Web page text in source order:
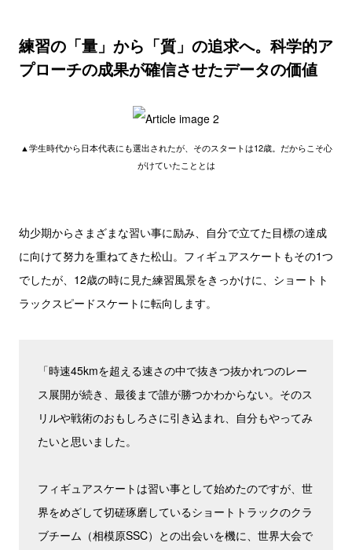
練習の「量」から「質」の追求へ。科学的ア
プローチの成果が確信させたデータの価値
▲学生時代から日本代表にも選出されたが、そのスタートは12歳。だからこそ心
がけていたこととは
幼少期からさまざまな習い事に励み、自分で立てた目標の達成
に向けて努力を重ねてきた松山。フィギュアスケートもその1つ
でしたが、12歳の時に見た練習風景をきっかけに、ショートト
ラックスピードスケートに転向します。
「時速45kmを超える速さの中で抜きつ抜かれつのレー
ス展開が続き、最後まで誰が勝つかわからない。そのス
リルや戦術のおもしろさに引き込まれ、自分もやってみ
たいと思いました。
フィギュアスケートは習い事として始めたのですが、世
界をめざして切磋琢磨しているショートトラックのクラ
ブチーム（相模原SSC）との出会いを機に、世界大会で